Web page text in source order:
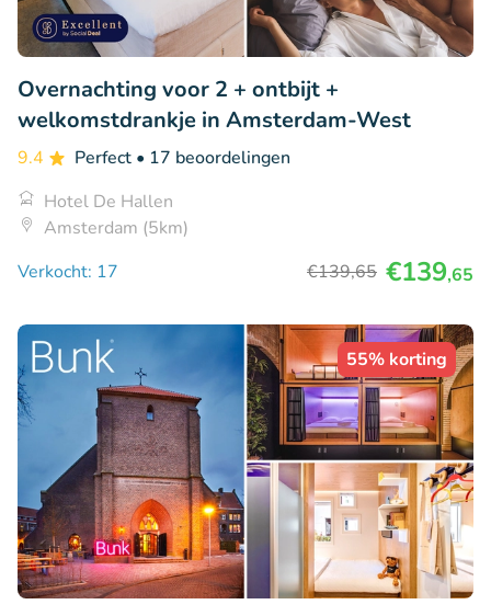
Overnachting voor 2 + ontbijt +
welkomstdrankje in Amsterdam-West
9.4 Perfect • 17 beoordelingen
Hotel De Hallen
Amsterdam (5km)
Verkocht: 17
€139,65 €139,65
55% korting